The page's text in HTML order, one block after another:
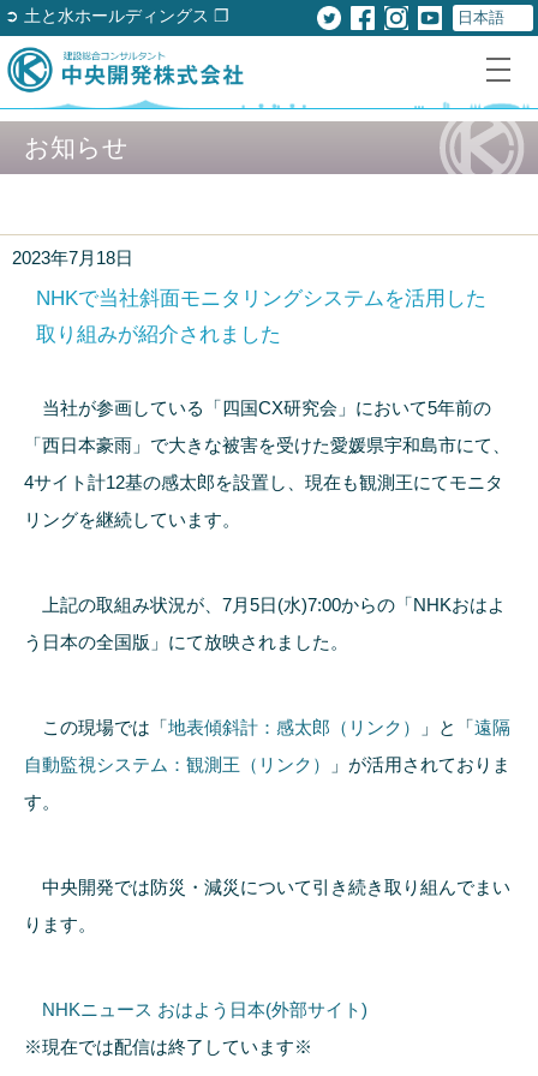
➲ 土と水ホールディングス ❐
お知らせ
2023年7月18日
NHKで当社斜面モニタリングシステムを活用した
取り組みが紹介されました
当社が参画している「四国CX研究会」において5年前の
「西日本豪雨」で大きな被害を受けた愛媛県宇和島市にて、
4サイト計12基の感太郎を設置し、現在も観測王にてモニタ
リングを継続しています。
上記の取組み状況が、7月5日(水)7:00からの「NHKおはよ
う日本の全国版」にて放映されました。
この現場では「地表傾斜計：感太郎（リンク） 」と「遠隔
自動監視システム：観測王（リンク）
」が活用されておりま
す。
中央開発では防災・減災について引き続き取り組んでまい
ります。
NHKニュース おはよう日本(外部サイト)
※現在では配信は終了しています※